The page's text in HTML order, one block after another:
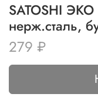
SATOSHI
нерж.сталь,
279 ₽